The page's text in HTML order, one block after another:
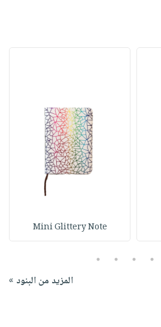
Mini Glittery Note
2
3
4
5
المزيد من البنود »